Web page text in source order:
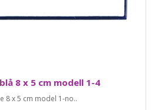
8 x 5 cm modell 1-4
8 x 5 cm model 1-no..